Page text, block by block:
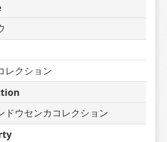
レクション
ドウセンカコレクション